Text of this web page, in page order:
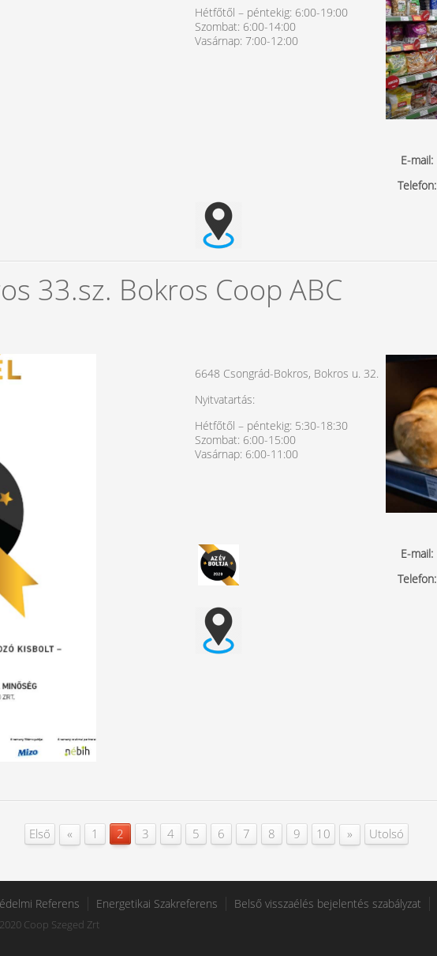
Hétfőtől – péntekig: 6:00-19:00
Szombat: 6:00-14:00
Vasárnap: 7:00-12:00
E-mail:
Telefon:
33.sz. Bokros Coop ABC
6648 Csongrád-Bokros, Bokros u. 32.
Nyitvatartás:
Hétfőtől – péntekig: 5:30-18:30
Szombat: 6:00-15:00
Vasárnap: 6:00-11:00
E-mail:
Telefon:
Első « 1 2 3 4 5 6 7 8 9 10 » Utolsó
Referens Energetikai Szakreferens Belső visszaélés bejelentés szabályzat
Coop Szeged Zrt